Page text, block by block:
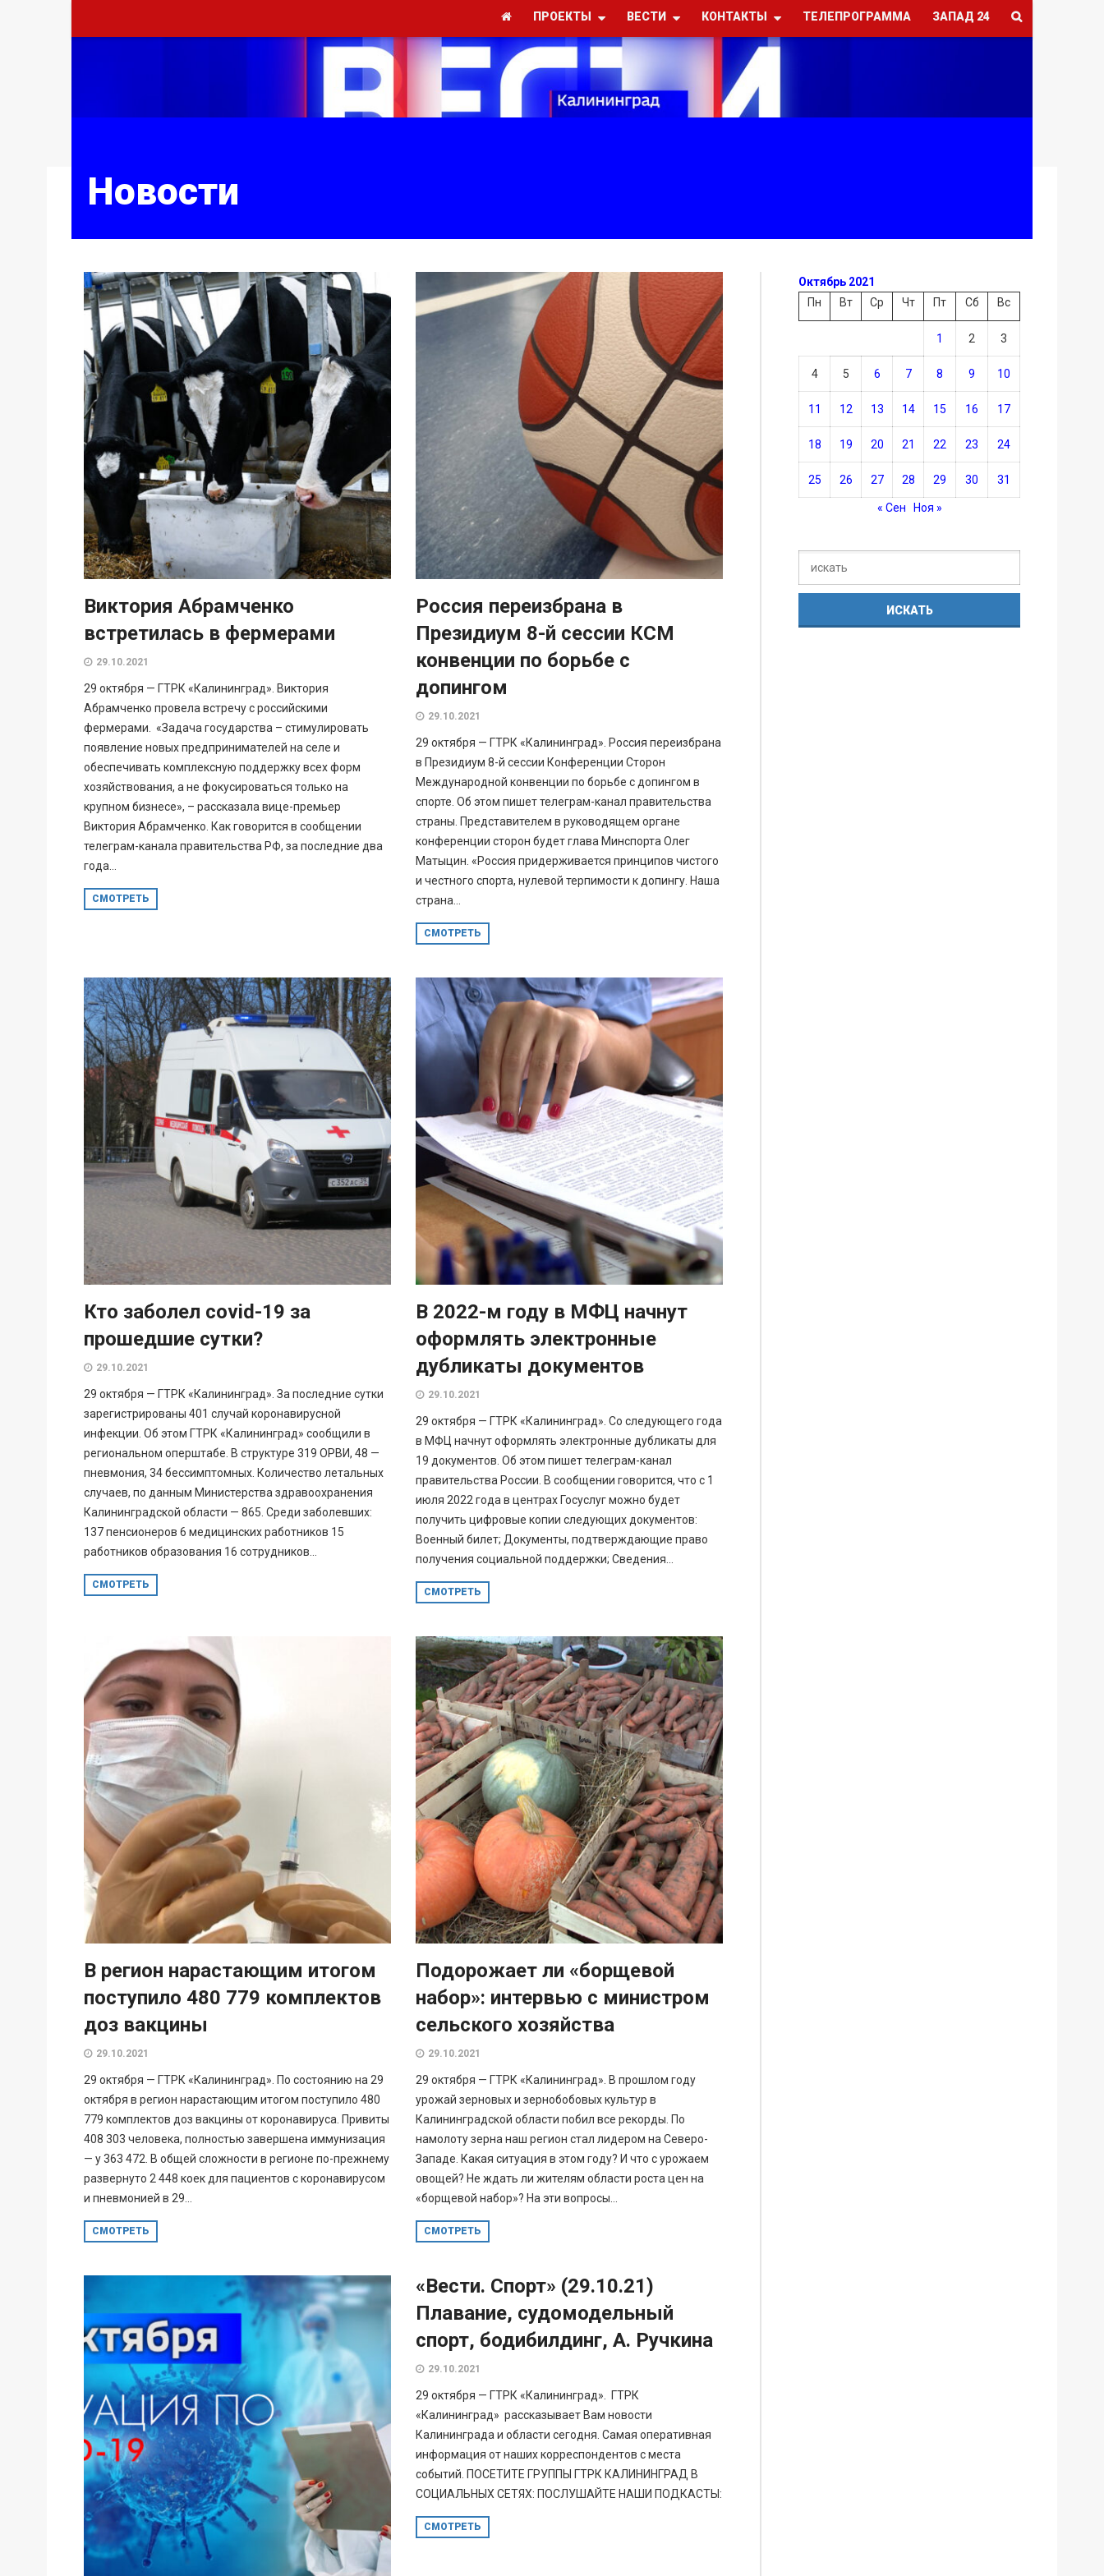
ПРОЕКТЫ ВЕСТИ КОНТАКТЫ ТЕЛЕПРОГРАММА ЗАПАД 24
Новости
Виктория Абрамченко
встретилась в фермерами
29.10.2021
29 октября — ГТРК «Калининград». Виктория
Абрамченко провела встречу с российскими
фермерами. «Задача государства – стимулировать
появление новых предпринимателей на селе и
обеспечивать комплексную поддержку всех форм
хозяйствования, а не фокусироваться только на
крупном бизнесе», – рассказала вице-премьер
Виктория Абрамченко. Как говорится в сообщении
телеграм-канала правительства РФ, за последние два
года...
СМОТРЕТЬ
Россия переизбрана в
Президиум 8-й сессии КСМ
конвенции по борьбе с
допингом
29.10.2021
29 октября — ГТРК «Калининград». Россия переизбрана
в Президиум 8-й сессии Конференции Сторон
Международной конвенции по борьбе с допингом в
спорте. Об этом пишет телеграм-канал правительства
страны. Представителем в руководящем органе
конференции сторон будет глава Минспорта Олег
Матыцин. «Россия придерживается принципов чистого
и честного спорта, нулевой терпимости к допингу. Наша
страна...
СМОТРЕТЬ
Кто заболел covid-19 за
прошедшие сутки?
29.10.2021
29 октября — ГТРК «Калининград». За последние сутки
зарегистрированы 401 случай коронавирусной
инфекции. Об этом ГТРК «Калининград» сообщили в
региональном оперштабе. В структуре 319 ОРВИ, 48 —
пневмония, 34 бессимптомных. Количество летальных
случаев, по данным Министерства здравоохранения
Калининградской области — 865. Среди заболевших:
137 пенсионеров 6 медицинских работников 15
работников образования 16 сотрудников...
СМОТРЕТЬ
В 2022-м году в МФЦ начнут
оформлять электронные
дубликаты документов
29.10.2021
29 октября — ГТРК «Калининград». Со следующего года
в МФЦ начнут оформлять электронные дубликаты для
19 документов. Об этом пишет телеграм-канал
правительства России. В сообщении говорится, что с 1
июля 2022 года в центрах Госуслуг можно будет
получить цифровые копии следующих документов:
Военный билет; Документы, подтверждающие право
получения социальной поддержки; Сведения...
СМОТРЕТЬ
В регион нарастающим итогом
поступило 480 779 комплектов
доз вакцины
29.10.2021
29 октября — ГТРК «Калининград». По состоянию на 29
октября в регион нарастающим итогом поступило 480
779 комплектов доз вакцины от коронавируса. Привиты
408 303 человека, полностью завершена иммунизация
— у 363 472. В общей сложности в регионе по-прежнему
развернуто 2 448 коек для пациентов с коронавирусом
и пневмонией в 29...
СМОТРЕТЬ
Подорожает ли «борщевой
набор»: интервью с министром
сельского хозяйства
29.10.2021
29 октября — ГТРК «Калининград». В прошлом году
урожай зерновых и зернобобовых культур в
Калининградской области побил все рекорды. По
намолоту зерна наш регион стал лидером на Северо-
Западе. Какая ситуация в этом году? И что с урожаем
овощей? Не ждать ли жителям области роста цен на
«борщевой набор»? На эти вопросы...
СМОТРЕТЬ
«Вести. Спорт» (29.10.21)
Плавание, судомодельный
спорт, бодибилдинг, А. Ручкина
29.10.2021
29 октября — ГТРК «Калининград». ГТРК
«Калининград» рассказывает Вам новости
Калининграда и области сегодня. Самая оперативная
информация от наших корреспондентов с места
событий. ПОСЕТИТЕ ГРУППЫ ГТРК КАЛИНИНГРАД В
СОЦИАЛЬНЫХ СЕТЯХ: ПОСЛУШАЙТЕ НАШИ ПОДКАСТЫ:
СМОТРЕТЬ
Октябрь 2021
Пн
Вт Ср Чт Пт Сб Вс
1 2 3
4 5 6 7 8 9 10
11 12 13 14 15 16 17
18 19 20 21 22 23 24
25 26 27 28 29 30 31
« Сен Ноя »